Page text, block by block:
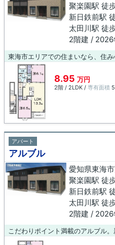
聚楽園駅 徒
新日鉄前駅
太田川駅 徒
2階建 /
8.95 万円
2階 / 2LDK / 専有面積
アパート
アルブル
愛知県東海
聚楽園駅 徒
新日鉄前駅
太田川駅 徒
2階建 /